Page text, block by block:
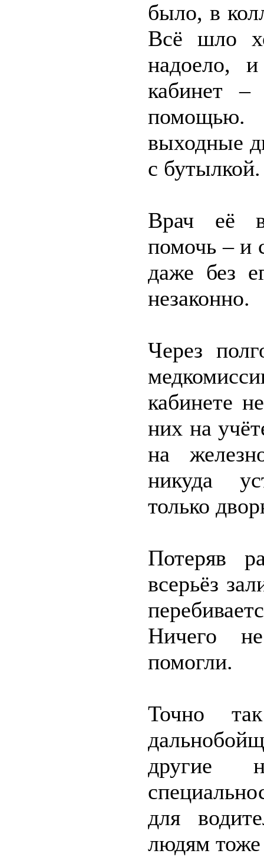
было, в
Всё шло
надоело,
кабинет –
помощью.
выходные
с
Врач её
помочь – и
даже без
незаконно.
Через
кабинете
них на
на
никуда
только
Потеряв
всерьёз
Ничего
помогли.
Точно
другие
для
людям тоже